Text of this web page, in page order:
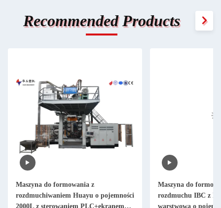
Recommended Products
Maszyna do formowania z
rozdmuchiwaniem Huayu o pojemności
2000L z sterowaniem PLC+ekranem
Maszyna do
rozdmuchu IBC z
warstwową o